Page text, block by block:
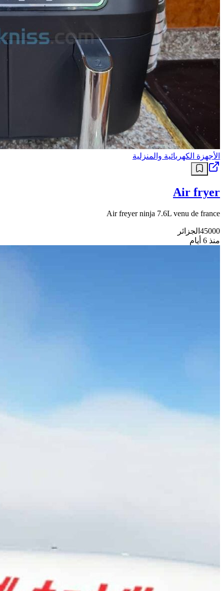
الأجهزة الكهربائية والمنزلية
Air fryer
Air freyer ninja 7.6L venu de france
45000 الجزائر
منذ 6 أيام